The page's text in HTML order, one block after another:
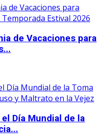
de Vacaciones para
Día Mundial de la